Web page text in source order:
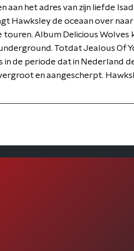
aan het adres van zijn liefde
Hawksley de oceaan over
Album Delicious Wolves
Totdat Jealous Of
de periode dat in Nederland
en aangescherpt.